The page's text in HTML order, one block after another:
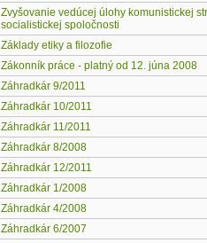
Zvyšovanie vedúcej úlohy komunistickej
socialistickej spoločnosti
Základy etiky a filozofie
Zákonník práce - platný od 12. júna 2008
Záhradkár 9/2011
Záhradkár 10/2011
Záhradkár 11/2011
Záhradkár 8/2008
Záhradkár 12/2011
Záhradkár 1/2008
Záhradkár 4/2008
Záhradkár 6/2007